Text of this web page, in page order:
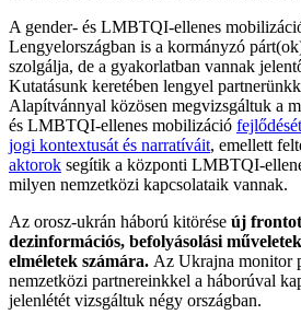
A gender- és LMBTQI-ellenes
Lengyelországban is a kormányzó
szolgálja, de a gyakorlatban vannak
Kutatásunk keretében lengyel
Alapítvánnyal közösen megvizsgáltuk a
és LMBTQI-ellenes mobilizáció
jogi kontextusát és narratíváit, emellett
aktorok segítik a központi LMBTQI-
milyen nemzetközi kapcsolataik vannak.
Az orosz-ukrán háború kitörése új
dezinformációs, befolyásolási műveletek
elméletek számára. Az Ukrajna monitor
nemzetközi partnereinkkel a háborúval
jelenlétét vizsgáltuk négy országban.